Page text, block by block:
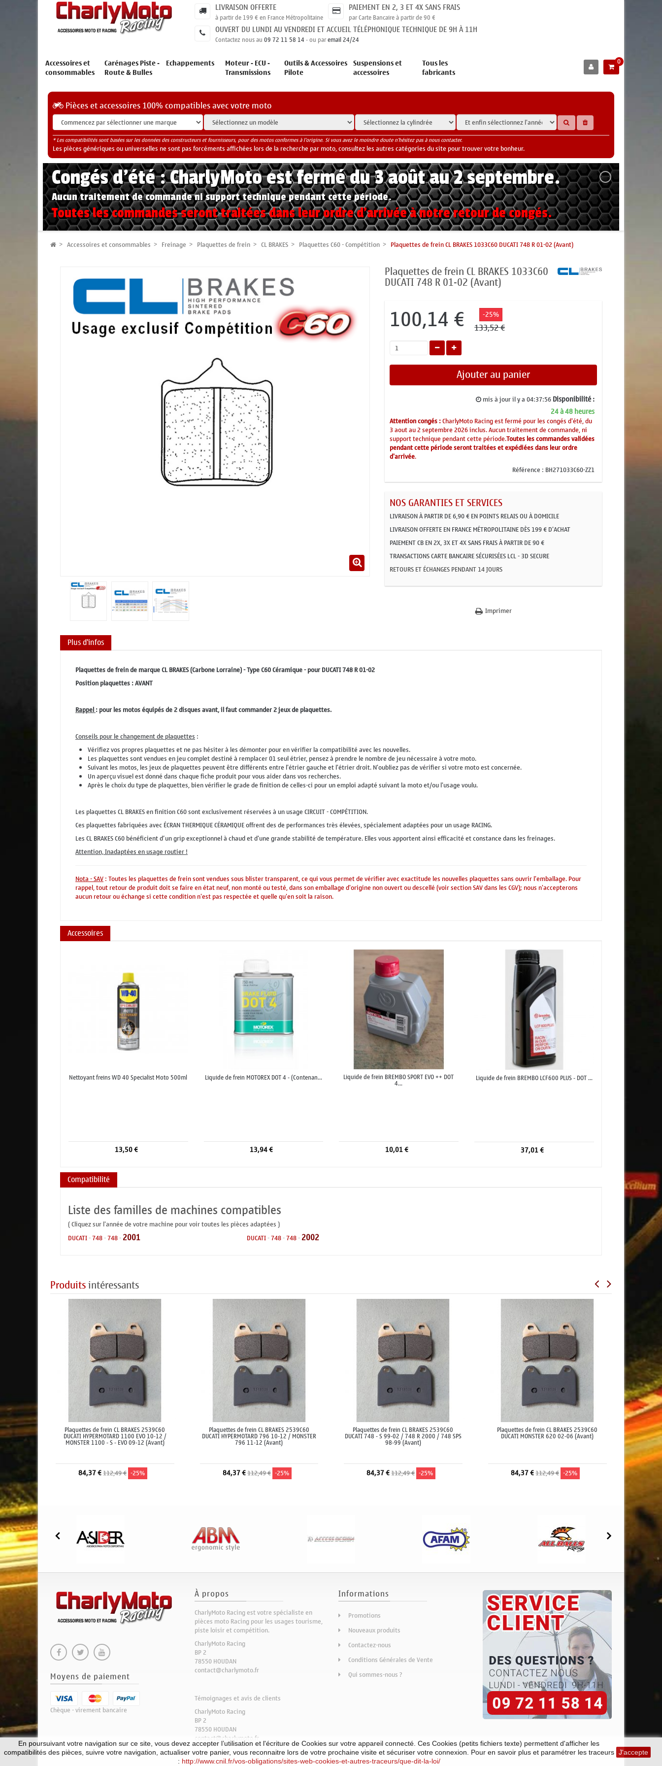
LIVRAISON OFFERTE
à partir de 199 € en France Métropolitaine
PAIEMENT EN 2, 3 ET 4X SANS FRAIS
par Carte Bancaire à partir de 90 €
OUVERT DU LUNDI AU VENDREDI ET ACCUEIL TÉLÉPHONIQUE TECHNIQUE DE 9H À 11H
Contactez nous au09 72 11 58 14- ou paremail 24/24
Accessoires et
consommables
Carénages Piste -
Route & Bulles
Echappements Moteur - ECU -
Transmissions
Outils & Accessoires
Pilote
Suspensions et
accessoires
Tous les
fabricants
0
Pièces et accessoires 100% compatibles avec votre moto
* Les compatibilités sont basées sur les données des constructeurs et fournisseurs, pour des motos conformes à l'origine. Si vous avez le moindre doute n'hésitez pas à nous contacter.
Les pièces génériques ou universelles ne sont pas forcéments affichées lors de la recherche par moto, consultez les autres catégories du site pour trouver votre bonheur.
Congés d'été : CharlyMoto est fermé du 3 août au 2 septembre.
Aucun traitement de commande ni support technique pendant cette période.
Toutes les commandes seront traitées dans leur ordre d'arrivée à notre retour de congés.
Accessoires et consommables Freinage Plaquettes de frein CL BRAKES Plaquettes C60 - Compétition Plaquettes de frein CL BRAKES 1033C60 DUCATI 748 R 01-02 (Avant)
Plaquettes de frein CL BRAKES 1033C60
DUCATI 748 R 01-02 (Avant)
100,14 € -25%
133,52 €
Ajouter au panier
mis à jour il y a04:37:56Disponibilité :
24 à 48 heures
Attention congés :CharlyMoto Racing est fermé pour les congés d'été, du
3 aout au 2 septembre 2026 inclus. Aucun traitement de commande, ni
support technique pendant cette période.Toutes les commandes validées
pendant cette période seront traitées et expédiées dans leur ordre
d'arrivée.
Référence : BH271033C60-ZZ1
NOS GARANTIES ET SERVICES
LIVRAISON À PARTIR DE 6,90 € EN POINTS RELAIS OU À DOMICILE
LIVRAISON OFFERTE EN FRANCE MÉTROPOLITAINE DÈS 199 € D'ACHAT
PAIEMENT CB EN 2X, 3X ET 4X SANS FRAIS À PARTIR DE 90 €
TRANSACTIONS CARTE BANCAIRE SÉCURISÉES LCL - 3D SECURE
RETOURS ET ÉCHANGES PENDANT 14 JOURS
Imprimer
Plus d'infos
Plaquettes de frein de marque CL BRAKES (Carbone Lorraine) - Type C60 Céramique - pour DUCATI 748 R 01-02
Position plaquettes : AVANT
Rappel: pour les motos équipés de 2 disques avant, il faut commander 2 jeux de plaquettes.
Conseils pour le changement de plaquettes:
Vérifiez vos propres plaquettes et ne pas hésiter à les démonter pour en vérifier la compatibilité avec les nouvelles.
Les plaquettes sont vendues en jeu complet destiné à remplacer 01 seul étrier, pensez à prendre le nombre de jeu nécessaire à votre moto.
Suivant les motos, les jeux de plaquettes peuvent être différents entre l'étrier gauche et l'étrier droit. N'oubliez pas de vérifier si votre moto est concernée.
Un aperçu visuel est donné dans chaque fiche produit pour vous aider dans vos recherches.
Après le choix du type de plaquettes, bien vérifier le grade de finition de celles-ci pour un emploi adapté suivant la moto et/ou l'usage voulu.
Les plaquettes CL BRAKES en finition C60 sont exclusivement réservées à un usage CIRCUIT - COMPÉTITION.
Ces plaquettes fabriquées avec ÉCRAN THERMIQUE CÉRAMIQUE offrent des de performances très élevées, spécialement adaptées pour un usage RACING.
Les CL BRAKES C60 bénéficient d’un grip exceptionnel à chaud et d'une grande stabilité de température. Elles vous apportent ainsi efficacité et constance dans les freinages.
Attention, Inadaptées en usage routier !
Nota - SAV: Toutes les plaquettes de frein sont vendues sous blister transparent, ce qui vous permet de vérifier avec exactitude les nouvelles plaquettes sans ouvrir l'emballage. Pour
rappel, tout retour de produit doit se faire en état neuf, non monté ou testé, dans son emballage d'origine non ouvert ou descellé (voir section SAV dans les CGV); nous n'accepterons
aucun retour ou échange si cette condition n'est pas respectée et quelle qu'en soit la raison.
Accessoires
Nettoyant freins WD 40 Specialist Moto 500ml
13,50 €
Liquide de frein MOTOREX DOT 4 - (Contenan...
13,94 €
Liquide de frein BREMBO SPORT EVO ++ DOT
4...
10,01 €
Liquide de frein BREMBO LCF600 PLUS - DOT ...
37,01 €
Compatibilité
Liste des familles de machines compatibles
( Cliquez sur l'année de votre machine pour voir toutes les pièces adaptées )
DUCATI-748-748-2001 DUCATI-748-748-2002
Produitsintéressants
Plaquettes de frein CL BRAKES 2539C60
DUCATI HYPERMOTARD 1100 EVO 10-12 /
MONSTER 1100 - S - EVO 09-12 (Avant)
84,37 €112,49 € -25%
Plaquettes de frein CL BRAKES 2539C60
DUCATI HYPERMOTARD 796 10-12 / MONSTER
796 11-12 (Avant)
84,37 €112,49 € -25%
Plaquettes de frein CL BRAKES 2539C60
DUCATI 748 - S 99-02 / 748 R 2000 / 748 SPS
98-99 (Avant)
84,37 €112,49 € -25%
Plaquettes de frein CL BRAKES 2539C60
DUCATI MONSTER 620 02-06 (Avant)
84,37 €112,49 € -25%
Moyens de paiement
Chèque - virement bancaire
À propos
CharlyMoto Racing est votre spécialiste en
pièces moto Racing pour les usages tourisme,
piste loisir et compétition.
CharlyMoto Racing
BP 2
78550 HOUDAN
contact@charlymoto.fr
Témoignages et avis de clients
CharlyMoto Racing
BP 2
78550 HOUDAN
contact@charlymoto.fr
Informations
Promotions
Nouveaux produits
Contactez-nous
Conditions Générales de Vente
Qui sommes-nous ?
En poursuivant votre navigation sur ce site, vous devez accepter l’utilisation et l'écriture de Cookies sur votre appareil connecté. Ces Cookies (petits fichiers texte) permettent d'afficher les
compatibilités des pièces, suivre votre navigation, actualiser votre panier, vous reconnaitre lors de votre prochaine visite et sécuriser votre connexion. Pour en savoir plus et paramétrer les traceurs
: http://www.cnil.fr/vos-obligations/sites-web-cookies-et-autres-traceurs/que-dit-la-loi/
J'accepte